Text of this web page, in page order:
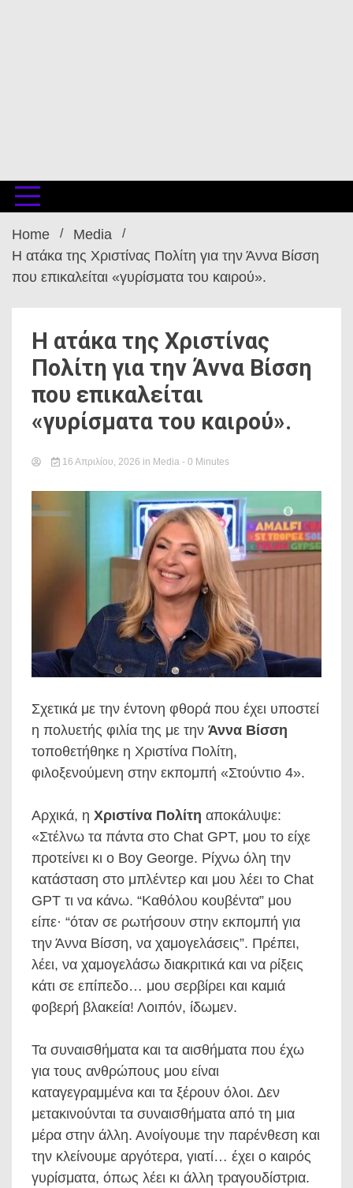
Home
Media
Η ατάκα της Χριστίνας Πολίτη για την Άννα Βίσση
που επικαλείται «γυρίσματα του καιρού».
Η ατάκα της Χριστίνας
Πολίτη για την Άννα Βίσση
που επικαλείται
«γυρίσματα του καιρού».
16 Απριλίου, 2026 in Media - 0 Minutes
Σχετικά με την έντονη φθορά που έχει υποστεί
η πολυετής φιλία της με την Άννα Βίσση
τοποθετήθηκε η Χριστίνα Πολίτη,
φιλοξενούμενη στην εκπομπή «Στούντιο 4».
Αρχικά, η Χριστίνα Πολίτη αποκάλυψε:
«Στέλνω τα πάντα στο Chat GPT, μου το είχε
προτείνει κι ο Boy George. Ρίχνω όλη την
κατάσταση στο μπλέντερ και μου λέει το Chat
GPT τι να κάνω. “Καθόλου κουβέντα” μου
είπε· “όταν σε ρωτήσουν στην εκπομπή για
την Άννα Βίσση, να χαμογελάσεις”. Πρέπει,
λέει, να χαμογελάσω διακριτικά και να ρίξεις
κάτι σε επίπεδο… μου σερβίρει και καμιά
φοβερή βλακεία! Λοιπόν, ίδωμεν.
Τα συναισθήματα και τα αισθήματα που έχω
για τους ανθρώπους μου είναι
καταγεγραμμένα και τα ξέρουν όλοι. Δεν
μετακινούνται τα συναισθήματα από τη μια
μέρα στην άλλη. Ανοίγουμε την παρένθεση και
την κλείνουμε αργότερα, γιατί… έχει ο καιρός
γυρίσματα, όπως λέει κι άλλη τραγουδίστρια.